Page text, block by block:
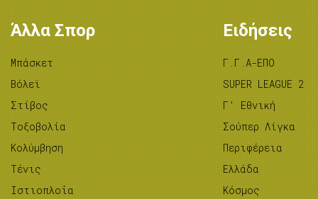
Άλλα Σπορ
Μπάσκετ
Βόλεϊ
Στίβος
Tοξοβολία
Κολύμβηση
Τένις
Ιστιοπλοΐα
Ειδήσεις
Γ.Γ.Α-ΕΠΟ
SUPER LEAGUE 2
Γ’ Εθνική
Σούπερ Λίγκα
Περιφέρεια
Ελλάδα
Κόσμος